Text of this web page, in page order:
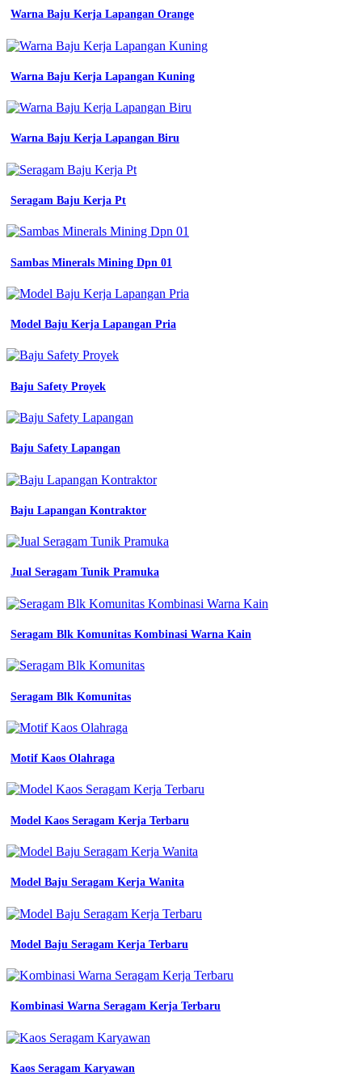
seragam
bandung
desain
terjangkau
kemeja
kerja
bandung
towa
wear
konveksi
konveksi
polo
jaket
kerja
seragam
pusat
konveksi
seragam
kerja
di
bandung
seragam
lapangan
konveksi
baju
kerja
bandung
seragam
kerjaku
Konveksi
Pdh
Bandung
Seragam
Kerja
pusat
konveksi
kerja
bandung
Batik
Smp
Pilihan
Warna Baju Kerja Lapangan Orange
Warna Baju Kerja Lapangan Kuning
Warna Baju Kerja Lapangan Biru
Seragam Baju Kerja Pt
Sambas Minerals Mining Dpn 01
Model Baju Kerja Lapangan Pria
Baju Safety Proyek
Baju Safety Lapangan
Baju Lapangan Kontraktor
Jual Seragam Tunik Pramuka
Seragam Blk Komunitas Kombinasi Warna Kain
Seragam Blk Komunitas
Motif Kaos Olahraga
Model Kaos Seragam Kerja Terbaru
Model Baju Seragam Kerja Wanita
Model Baju Seragam Kerja Terbaru
Kombinasi Warna Seragam Kerja Terbaru
Kaos Seragam Karyawan